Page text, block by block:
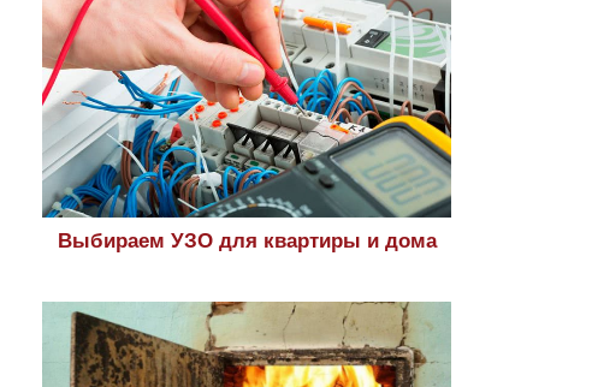
Выбираем УЗО для квартиры и дома